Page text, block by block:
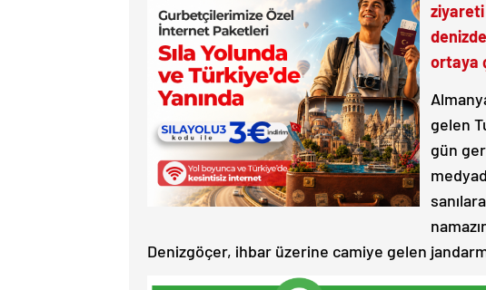
ziyareti
ortaya
gelen
gün
Denizgöçer, ihbar üzerine camiye gelen